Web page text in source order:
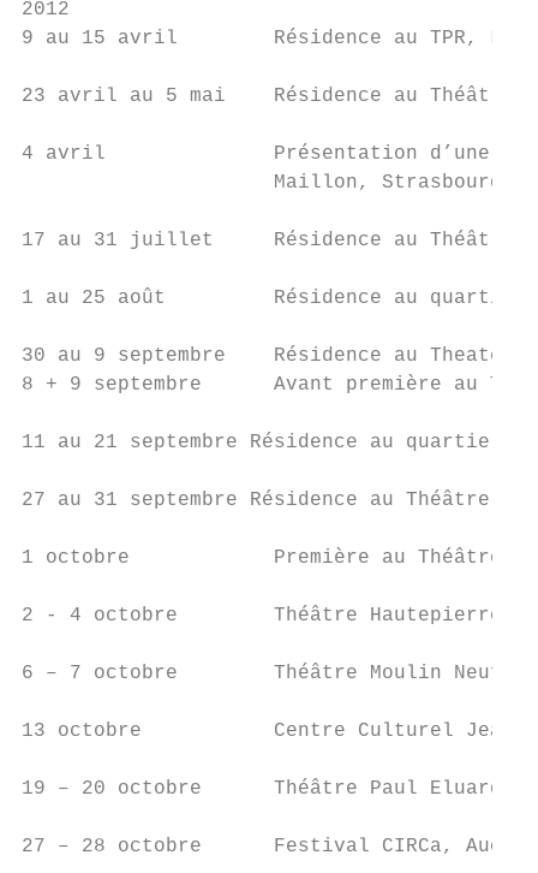
2012
9 au 15 avril        Résidence au TPR, La
23 avril au 5 mai    Résidence au Théâtre
4 avril              Présentation d’une
Maillon, Strasbourg
17 au 31 juillet     Résidence au Théâtre
1 au 25 août         Résidence au quartier
30 au 9 septembre    Résidence au Theater
8 + 9 septembre      Avant première au
11 au 21 septembre Résidence au quartier
27 au 31 septembre Résidence au Théâtre
1 octobre            Première au Théâtre
2 - 4 octobre        Théâtre Hautepierre,
6 – 7 octobre        Théâtre Moulin Neuf,
13 octobre           Centre Culturel Jean-
19 – 20 octobre      Théâtre Paul Eluard,
27 – 28 octobre      Festival CIRCa, Auch